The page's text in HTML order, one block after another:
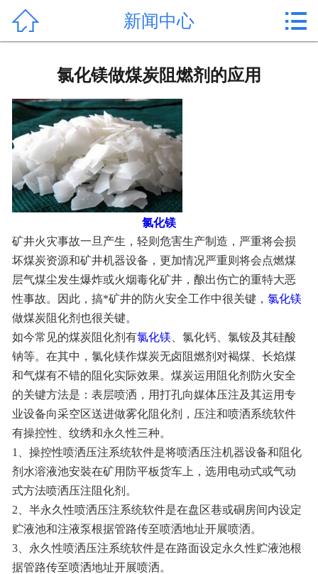
作用用途
行业动态
常见问题
联系我们
 新闻中心 
氯化镁做煤炭阻燃剂的应用
氯化镁
矿井火灾事故一旦产生，轻则危害生产制造，严重将会损
坏煤炭资源和矿井机器设备，更加情况严重则将会点燃煤
层气煤尘发生爆炸或火烟毒化矿井，酿出伤亡的重特大恶
性事故。因此，搞*矿井的防火安全工作中很关键， 氯化镁
做煤炭阻化剂也很关键。
如今常见的煤炭阻化剂有氯化镁 、氯化钙、氯铵及其硅酸
钠等。在其中，氯化镁作煤炭无卤阻燃剂对褐煤、长焰煤
和气煤有不错的阻化实际效果。煤炭运用阻化剂防火安全
的关键方法是：表层喷洒，用打孔向媒体压注及其运用专
业设备向采空区送进做雾化阻化剂，压注和喷洒系统软件
有操控性、纹绣和永久性三种。
1、操控性喷洒压注系统软件是将喷洒压注机器设备和阻化
剂水溶液池安裝在矿用防平板货车上，选用电动式或气动
式方法喷洒压注阻化剂。
2、半永久性喷洒压注系统软件是在盘区巷或硐房间内设定
贮液池和注液泵根据管路传至喷洒地址开展喷洒。
3、永久性喷洒压注系统软件是在路面设定永久性贮液池根
据管路传至喷洒地址开展喷洒。